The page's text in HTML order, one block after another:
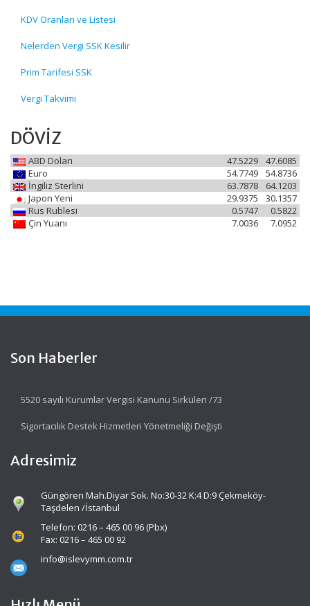
KDV Oranları ve Listesi
Nelerden Vergi SSK Kesilir
Prim Tarifesi SSK
Vergi Takvimi
DÖVİZ
ABD Doları 47.6085
47.5229
Euro
54.8736
54.7749
İngiliz Sterlini
64.1203
63.7878
Japon Yeni
30.1357
29.9375
Rus Rublesi
0.5822
0.5747
Çin Yuanı
7.0952
7.0036
Son Haberler
5520 sayılı Kurumlar Vergisi Kanunu Sirküleri /73
Sigortacılık Destek Hizmetleri Yönetmeliği Değişti
Adresimiz
Güngören Mah.Diyar Sok. No:30-32 K:4 D:9 Çekmeköy-
Taşdelen /İstanbul
Telefon: 0216 – 465 00 96 (Pbx)
Fax: 0216 – 465 00 92
info@islevymm.com.tr